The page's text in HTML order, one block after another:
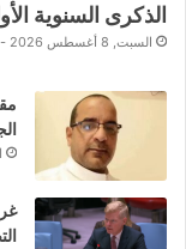
الذكرى السنوية
السبت, 8 أغسطس 2026 - 9:11 م